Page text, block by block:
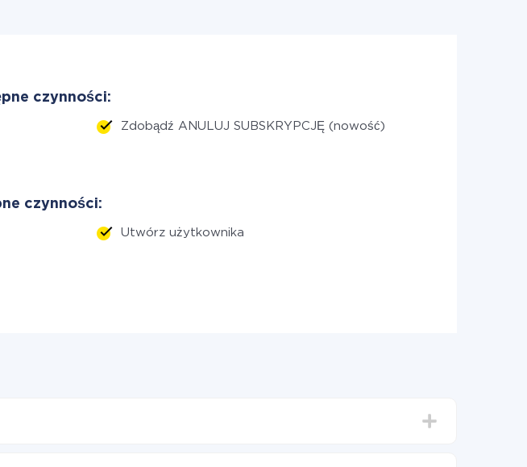
czynności:
Zdobądź ANULUJ SUBSKRYPCJĘ (nowość)
czynności:
Utwórz użytkownika